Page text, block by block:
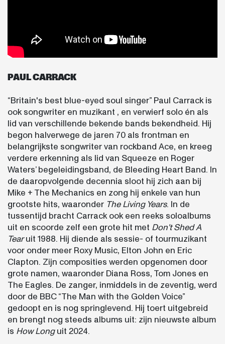
PAUL CARRACK
“Britain's best blue-eyed soul singer” Paul Carrack is
ook songwriter en muzikant , en verwierf solo én als
lid van verschillende bekende bands bekendheid. Hij
begon halverwege de jaren 70 als frontman en
belangrijkste songwriter van rockband Ace, en kreeg
verdere erkenning als lid van Squeeze en Roger
Waters’ begeleidingsband, de Bleeding Heart Band. In
de daaropvolgende decennia sloot hij zich aan bij
Mike + The Mechanics en zong hij enkele van hun
grootste hits, waaronder The Living Years. In de
tussentijd bracht Carrack ook een reeks soloalbums
uit en scoorde zelf een grote hit met Don't Shed A
Tearuit 1988. Hij diende als sessie- of tourmuzikant
voor onder meer Roxy Music, Elton John en Eric
Clapton. Zijn composities werden opgenomen door
grote namen, waaronder Diana Ross, Tom Jones en
The Eagles. De zanger, inmiddels in de zeventig, werd
door de BBC “The Man with the Golden Voice”
gedoopt en is nog springlevend. Hij toert uitgebreid
en brengt nog steeds albums uit: zijn nieuwste album
is How Longuit 2024.